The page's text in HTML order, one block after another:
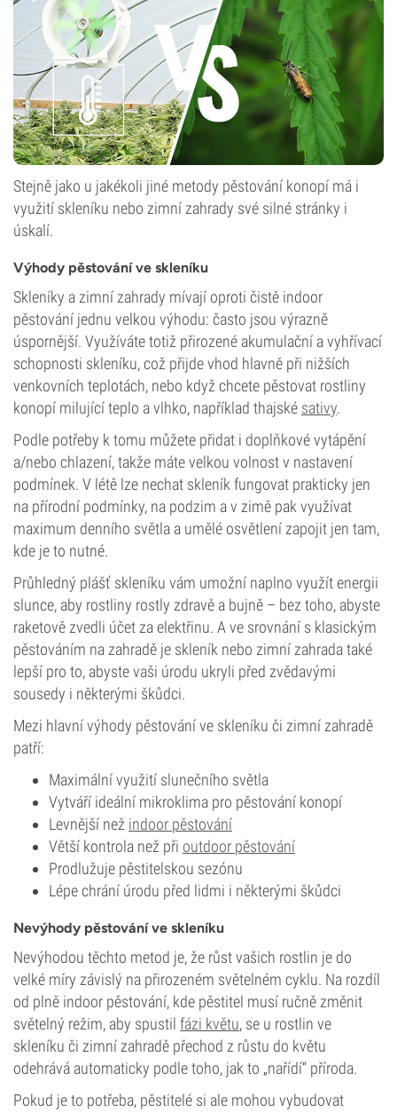
Stejně jako u jakékoli jiné metody pěstování konopí má i
využití skleníku nebo zimní zahrady své silné stránky i
úskalí.
Výhody pěstování ve skleníku
Skleníky a zimní zahrady mívají oproti čistě indoor
pěstování jednu velkou výhodu: často jsou výrazně
úspornější. Využíváte totiž přirozené akumulační a vyhřívací
schopnosti skleníku, což přijde vhod hlavně při nižších
venkovních teplotách, nebo když chcete pěstovat rostliny
konopí milující teplo a vlhko, například thajské sativy.
Podle potřeby k tomu můžete přidat i doplňkové vytápění
a/nebo chlazení, takže máte velkou volnost v nastavení
podmínek. V létě lze nechat skleník fungovat prakticky jen
na přírodní podmínky, na podzim a v zimě pak využívat
maximum denního světla a umělé osvětlení zapojit jen tam,
kde je to nutné.
Průhledný plášť skleníku vám umožní naplno využít energii
slunce, aby rostliny rostly zdravě a bujně – bez toho, abyste
raketově zvedli účet za elektřinu. A ve srovnání s klasickým
pěstováním na zahradě je skleník nebo zimní zahrada také
lepší pro to, abyste vaši úrodu ukryli před zvědavými
sousedy i některými škůdci.
Mezi hlavní výhody pěstování ve skleníku či zimní zahradě
patří:
Maximální využití slunečního světla
Vytváří ideální mikroklima pro pěstování konopí
Levnější než indoor pěstování
Větší kontrola než při outdoor pěstování
Prodlužuje pěstitelskou sezónu
Lépe chrání úrodu před lidmi i některými škůdci
Nevýhody pěstování ve skleníku
Nevýhodou těchto metod je, že růst vašich rostlin je do
velké míry závislý na přirozeném světelném cyklu. Na rozdíl
od plně indoor pěstování, kde pěstitel musí ručně změnit
světelný režim, aby spustil fázi květu, se u rostlin ve
skleníku či zimní zahradě přechod z růstu do květu
odehrává automaticky podle toho, jak to „nařídí“ příroda.
Pokud je to potřeba, pěstitelé si ale mohou vybudovat